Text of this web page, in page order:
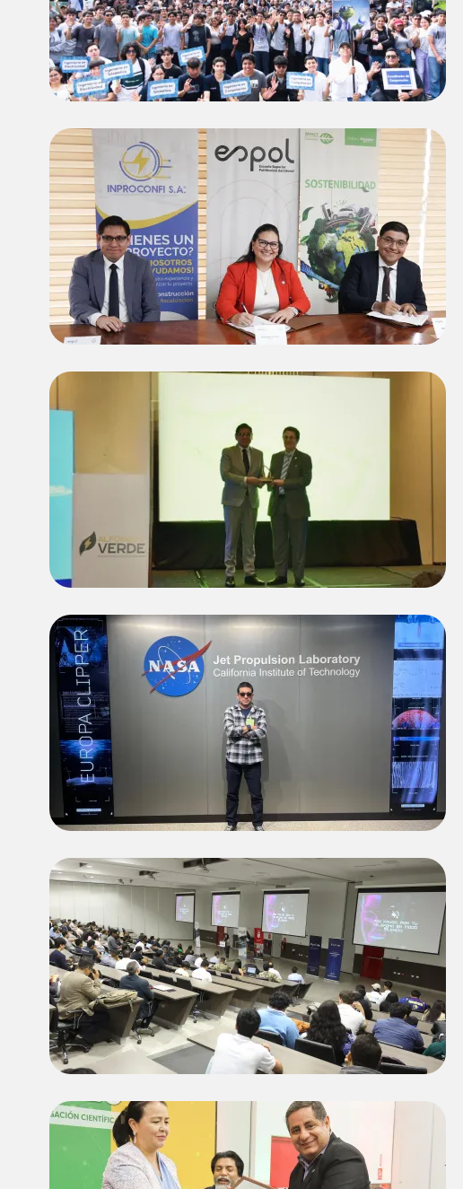
Image
Image
Image
Image
Image